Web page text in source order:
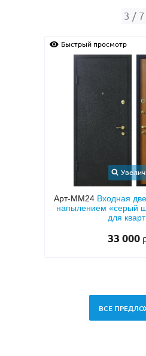
4 / 7
Быстрый просмотр
Увеличить
Входная дверь с
напылением «серый шелк» и МДФ
для квартиры
руб.
ВСЕ